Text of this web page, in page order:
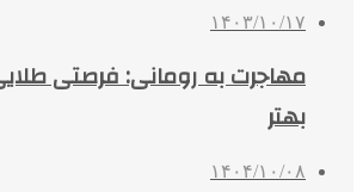
۱۴۰۳/۱۰/۱۷
مهاجرت به رومانی: فرصتی
بهتر
۱۴۰۴/۱۰/۰۸